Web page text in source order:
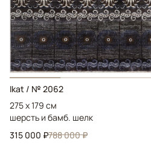
Ikat / № 2062
275 x 179 см
шерсть и бамб. шелк
315 000 ₽788 000 ₽